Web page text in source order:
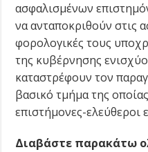
ασφαλισμένων
να ανταποκριθούν στις
φορολογικές τους
της κυβέρνησης
καταστρέφουν τον
βασικό τμήμα της
επιστήμονες-ελεύθεροι
Διαβάστε παρακάτω